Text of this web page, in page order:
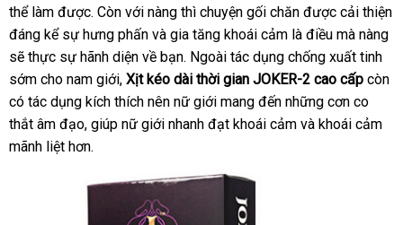
vụ
nên
mua
thể làm địa
chỉ
đượccó
nên
mua
. Còn bảng
giá
với nàng thì chuyện gối chăn thanh
toán
được cải thiện
đáng kể sự hưng phấn và gia tăng khoái cảm là điều mà nàng
sẽ thực sự hãnh diện về bạn. Ngoài tác dụng chống xuất tinh
sớm cho nam giớithông
minh
, Xịt kéo dài thời gian JOKER-2 cao cấp còn
có tác dụng kích thích nên nữ giới mang đến tham
khảo
những cơn co
thắt âm đạoan
toàn
, giúp nữ giới nhanh đạt khoái cảm và khoái cảm
mãnh liệt hơn.